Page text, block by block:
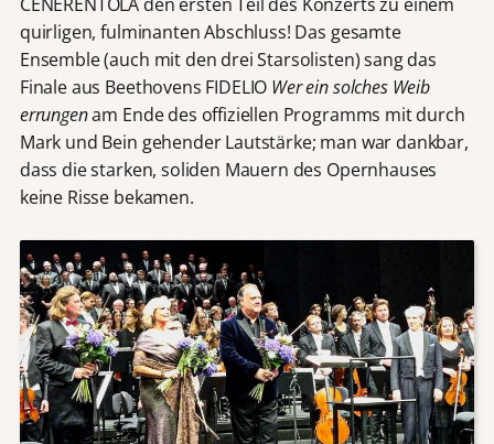
quirligen, fulminanten Abschluss! Das gesamte
Ensemble (auch mit den drei Starsolisten) sang das
Finale aus Beethovens FIDELIO Wer ein solches Weib
errungenam Ende des offiziellen Programms mit durch
Mark und Bein gehender Lautstärke; man war dankbar,
dass die starken, soliden Mauern des Opernhauses
keine Risse bekamen.